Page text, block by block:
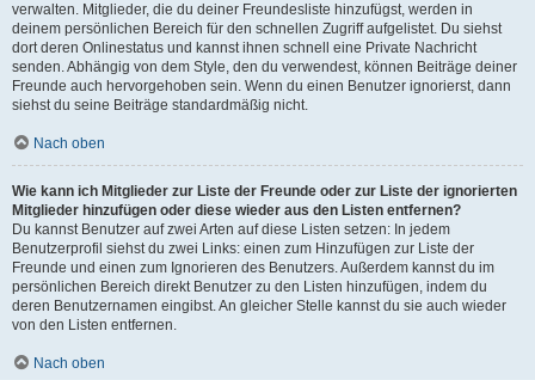
verwalten. Mitglieder, die du deiner Freundesliste hinzufügst, werden in
deinem persönlichen Bereich für den schnellen Zugriff aufgelistet. Du siehst
dort deren Onlinestatus und kannst ihnen schnell eine Private Nachricht
senden. Abhängig von dem Style, den du verwendest, können Beiträge deiner
Freunde auch hervorgehoben sein. Wenn du einen Benutzer ignorierst, dann
siehst du seine Beiträge standardmäßig nicht.
Nach oben
Wie kann ich Mitglieder zur Liste der Freunde oder zur Liste der ignorierten
Mitglieder hinzufügen oder diese wieder aus den Listen entfernen?
Du kannst Benutzer auf zwei Arten auf diese Listen setzen: In jedem
Benutzerprofil siehst du zwei Links: einen zum Hinzufügen zur Liste der
Freunde und einen zum Ignorieren des Benutzers. Außerdem kannst du im
persönlichen Bereich direkt Benutzer zu den Listen hinzufügen, indem du
deren Benutzernamen eingibst. An gleicher Stelle kannst du sie auch wieder
von den Listen entfernen.
Nach oben